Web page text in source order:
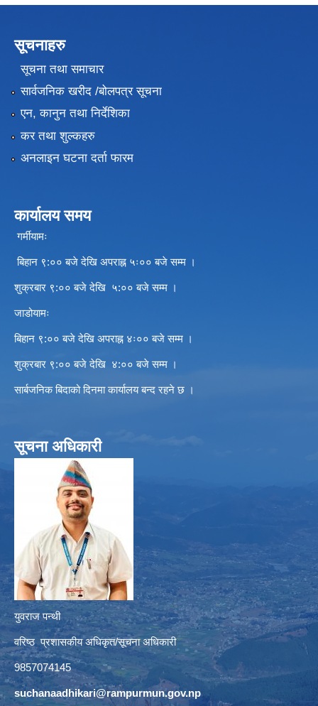
सूचनाहरु
सूचना तथा समाचार
सार्वजनिक खरीद /बोलपत्र सूचना
एन, कानुन तथा निर्देशिका
कर तथा शुल्कहरु
अनलाइन घटना दर्ता फारम
कार्यालय समय
गर्मीयामः
बिहान ९:०० बजे देखि अपराह्न ५ः०० बजे सम्म ।
शुक्रबार ९:०० बजे देखि ५:०० बजे सम्म ।
जाडोयामः
बिहान ९:०० बजे देखि अपराह्न ४ः०० बजे सम्म ।
शुक्रबार ९:०० बजे देखि ४:०० बजे सम्म ।
सार्बजनिक बिदाको दिनमा कार्यालय बन्द रहने छ ।
सूचना अधिकारी
युवराज पन्थी
वरिष्ठ प्रशासकीय अधिकृत/सूचना अधिकारी
9857074145
suchanaadhikari@rampurmun.gov.np